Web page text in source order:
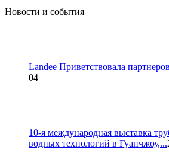
Новости и события
Landee Приветствовала
04
10-я международная выставка
водных технологий в Гуанчжоу,...